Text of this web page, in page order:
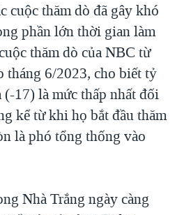
cuộc thăm dò đã gây khó
phần lớn thời gian làm
thăm dò của NBC từ
tháng 6/2023, cho biết tỷ
(-17) là mức thấp nhất đối
kể từ khi họ bắt đầu thăm
là phó tổng thống vào
Nhà Trắng ngày càng